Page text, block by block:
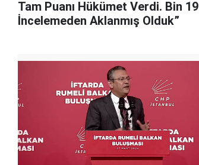
Tam Puanı Hükümet Verdi. Bin 19
İncelemeden Aklanmış Olduk”